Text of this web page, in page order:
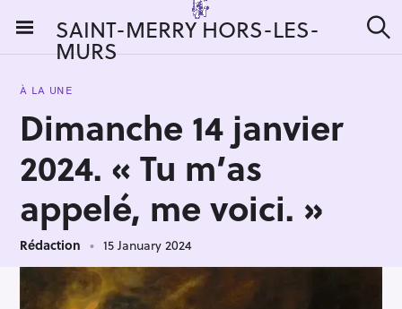
i
SAINT-MERRY HORS-LES-
MURS e
À LA UNE
Dimanche 14 janvier
2024. « Tu m’as
appelé, me voici. »
Rédaction 15 January 2024